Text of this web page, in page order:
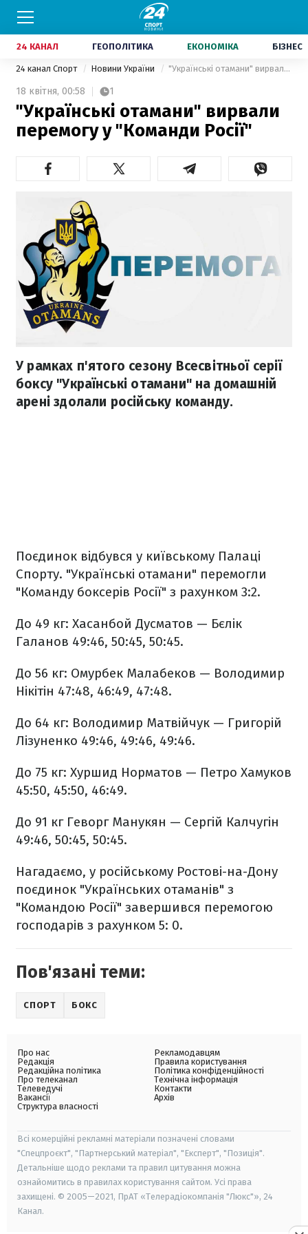
24 КАНАЛ ГЕОПОЛІТИКА ЕКОНОМІКА БІЗНЕС
24 канал Спорт Новини України "Українські отамани" вирвали перемогу у "Команди Росії"
18 квітня, 00:58 1
"Українські отамани" вирвали
перемогу у "Команди Росії"
У рамках п'ятого сезону Всесвітньої серії
боксу "Українські отамани" на домашній
арені здолали російську команду.
Поєдинок відбувся у київському Палаці
Спорту. "Українські отамани" перемогли
"Команду боксерів Росії" з рахунком 3:2.
До 49 кг: Хасанбой Дусматов — Бєлік
Галанов 49:46, 50:45, 50:45.
До 56 кг: Омурбек Малабеков — Володимир
Нікітін 47:48, 46:49, 47:48.
До 64 кг: Володимир Матвійчук — Григорій
Лізуненко 49:46, 49:46, 49:46.
До 75 кг: Хуршид Норматов — Петро Хамуков
45:50, 45:50, 46:49.
До 91 кг Геворг Манукян — Сергій Калчугін
49:46, 50:45, 50:45.
Нагадаємо, у російському Ростові-на-Дону
поєдинок "Українських отаманів" з
"Командою Росії" завершився перемогою
господарів з рахунком 5: 0.
Пов'язані теми:
СПОРТ БОКС
Про нас
Редакція
Редакційна політика
Про телеканал
Телеведучі
Вакансії
Структура власності
Рекламодавцям
Правила користування
Політика конфіденційності
Технічна інформація
Контакти
Архів
Всі комерційні рекламні матеріали позначені словами
"Спецпроєкт", "Партнерський матеріал", "Експерт", "Позиція".
Детальніше щодо реклами та правил цитування можна
ознайомитись в правилах користування сайтом. Усі права
захищені. © 2005—2021, ПрАТ «Телерадіокомпанія "Люкс"», 24
Канал.